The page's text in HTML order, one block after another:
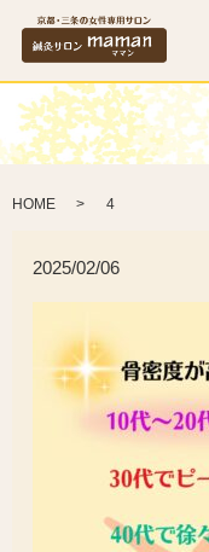
HOME 4
2025/02/06